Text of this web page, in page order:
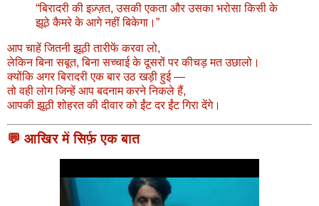
“बिरादरी की इज़्ज़त, उसकी एकता और उसका भरोसा किसी के
झूठे कैमरे के आगे नहीं बिकेगा।”
आप चाहें जितनी झूठी तारीफें करवा लो,
लेकिन बिना सबूत, बिना सच्चाई के दूसरों पर कीचड़ मत उछालो।
क्योंकि अगर बिरादरी एक बार उठ खड़ी हुई —
तो वही लोग जिन्हें आप बदनाम करने निकले हैं,
आपकी झूठी शोहरत की दीवार को ईंट दर ईंट गिरा देंगे।
💬 आखिर में सिर्फ़ एक बात